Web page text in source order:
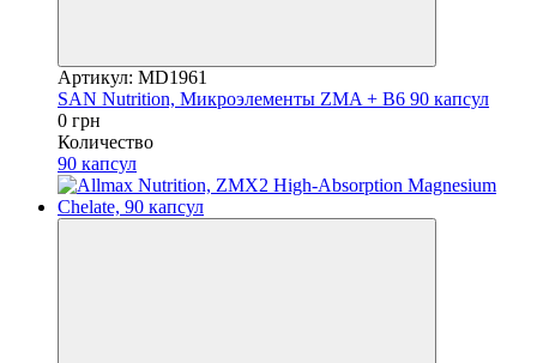
Артикул: MD1961
SAN Nutrition, Микроэлементы ZMA + B6 90 капсул
0 грн
Количество
90 капсул